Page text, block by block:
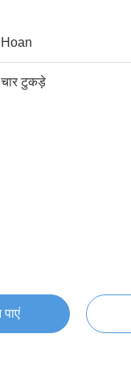
Hoan
चार टुकड़े